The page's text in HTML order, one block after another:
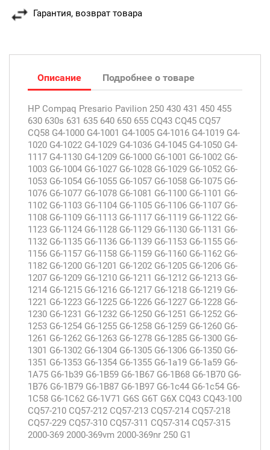
Гарантия, возврат товара
Описание Подробнее о товаре
HP Compaq Presario Pavilion 250 430 431 450 455
630 630s 631 635 640 650 655 CQ43 CQ45 CQ57
CQ58 G4-1000 G4-1001 G4-1005 G4-1016 G4-1019 G4-
1020 G4-1022 G4-1029 G4-1036 G4-1045 G4-1050 G4-
1117 G4-1130 G4-1209 G6-1000 G6-1001 G6-1002 G6-
1003 G6-1004 G6-1027 G6-1028 G6-1029 G6-1052 G6-
1053 G6-1054 G6-1055 G6-1057 G6-1058 G6-1075 G6-
1076 G6-1077 G6-1078 G6-1081 G6-1100 G6-1101 G6-
1102 G6-1103 G6-1104 G6-1105 G6-1106 G6-1107 G6-
1108 G6-1109 G6-1113 G6-1117 G6-1119 G6-1122 G6-
1123 G6-1124 G6-1128 G6-1129 G6-1130 G6-1131 G6-
1132 G6-1135 G6-1136 G6-1139 G6-1153 G6-1155 G6-
1156 G6-1157 G6-1158 G6-1159 G6-1160 G6-1162 G6-
1182 G6-1200 G6-1201 G6-1202 G6-1205 G6-1206 G6-
1207 G6-1209 G6-1210 G6-1211 G6-1212 G6-1213 G6-
1214 G6-1215 G6-1216 G6-1217 G6-1218 G6-1219 G6-
1221 G6-1223 G6-1225 G6-1226 G6-1227 G6-1228 G6-
1230 G6-1231 G6-1232 G6-1250 G6-1251 G6-1252 G6-
1253 G6-1254 G6-1255 G6-1258 G6-1259 G6-1260 G6-
1261 G6-1262 G6-1263 G6-1278 G6-1285 G6-1300 G6-
1301 G6-1302 G6-1304 G6-1305 G6-1306 G6-1350 G6-
1351 G6-1353 G6-1354 G6-1355 G6-1a19 G6-1a59 G6-
1A75 G6-1b39 G6-1B59 G6-1B67 G6-1B68 G6-1B70 G6-
1B76 G6-1B79 G6-1B87 G6-1B97 G6-1c44 G6-1c54 G6-
1C58 G6-1C62 G6-1V71 G6S G6T G6X CQ43 CQ43-100
CQ57-210 CQ57-212 CQ57-213 CQ57-214 CQ57-218
CQ57-229 CQ57-310 CQ57-311 CQ57-314 CQ57-315
2000-369 2000-369vm 2000-369nr 250 G1